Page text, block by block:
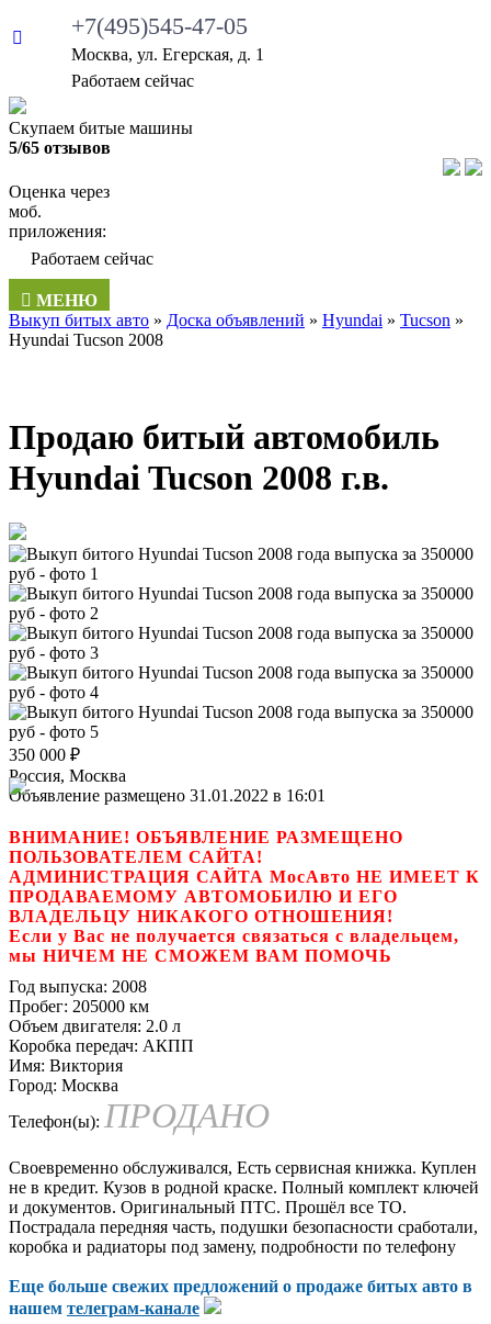
+7(495)545-47-05
Москва, ул. Егерская, д. 1
Работаем сейчас
Скупаем битые машины
5/65 отзывов
Оценка через
моб.
приложения:
Работаем сейчас
МЕНЮ
Выкуп битых авто » Доска объявлений » Hyundai » Tucson »
Hyundai Tucson 2008
Продаю битый автомобиль
Hyundai Tucson 2008 г.в.
350 000 ₽
Россия, Москва
Объявление размещено 31.01.2022 в 16:01
ВНИМАНИЕ! ОБЪЯВЛЕНИЕ РАЗМЕЩЕНО
ПОЛЬЗОВАТЕЛЕМ САЙТА!
АДМИНИСТРАЦИЯ САЙТА МосАвто НЕ ИМЕЕТ К
ПРОДАВАЕМОМУ АВТОМОБИЛЮ И ЕГО
ВЛАДЕЛЬЦУ НИКАКОГО ОТНОШЕНИЯ!
Если у Вас не получается связаться с владельцем,
мы НИЧЕМ НЕ СМОЖЕМ ВАМ ПОМОЧЬ
Год выпуска: 2008
Пробег: 205000 км
Объем двигателя: 2.0 л
Коробка передач: АКПП
Имя: Виктория
Город: Москва
Телефон(ы): ПРОДАНО
Своевременно обслуживался, Есть сервисная книжка. Куплен
не в кредит. Кузов в родной краске. Полный комплект ключей
и документов. Оригинальный ПТС. Прошёл все ТО.
Пострадала передняя часть, подушки безопасности сработали,
коробка и радиаторы под замену, подробности по телефону
Еще больше свежих предложений о продаже битых авто в
нашем телеграм-канале